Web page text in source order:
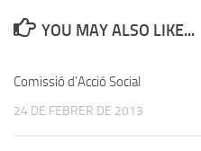
YOU MAY ALSO LIKE...
Comissió d’Acció Social
24 DE FEBRER DE 2013